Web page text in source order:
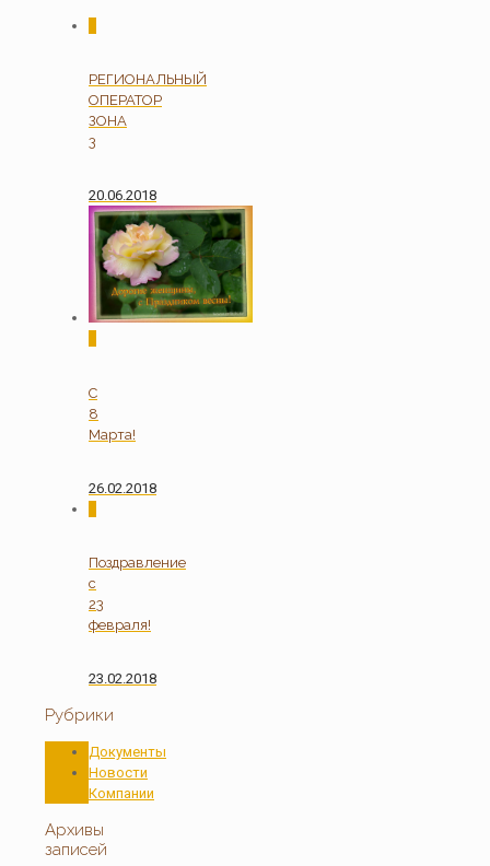
РЕГИОНАЛЬНЫЙ
ОПЕРАТОР
ЗОНА
3
20.06.2018
С
8
Марта!
26.02.2018
Поздравление
с
23
февраля!
23.02.2018
Рубрики
Документы
Новости
Компании
Архивы
записей